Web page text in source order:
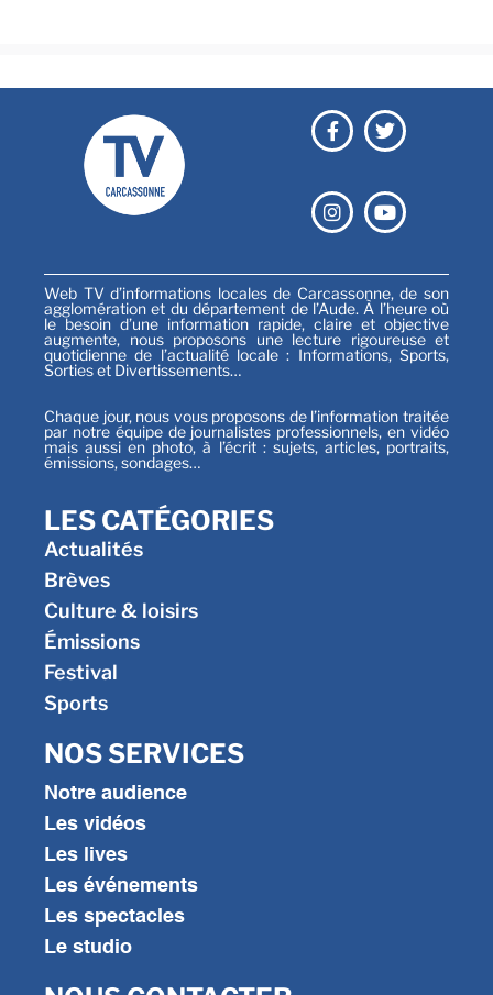
Web TV d’informations locales de Carcassonne, de son
agglomération et du département de l’Aude. À l’heure où
le besoin d’une information rapide, claire et objective
augmente, nous proposons une lecture rigoureuse et
quotidienne de l’actualité locale : Informations, Sports,
Sorties et Divertissements…
Chaque jour, nous vous proposons de l’information traitée
par notre équipe de journalistes professionnels, en vidéo
mais aussi en photo, à l’écrit : sujets, articles, portraits,
émissions, sondages…
LES CATÉGORIES
Actualités
Brèves
Culture & loisirs
Émissions
Festival
Sports
NOS SERVICES
Notre audience
Les vidéos
Les lives
Les événements
Les spectacles
Le studio